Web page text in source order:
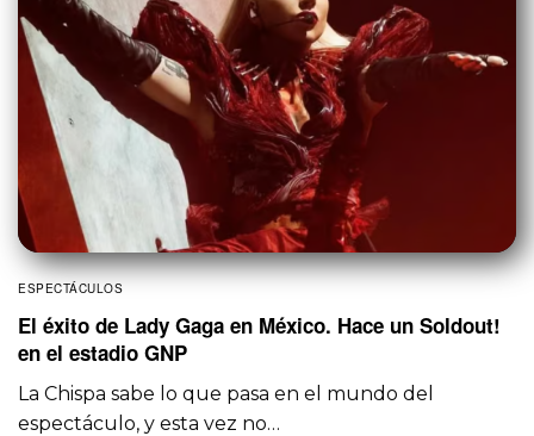
ESPECTÁCULOS
El éxito de Lady Gaga en México. Hace un Soldout!
en el estadio GNP
La Chispa sabe lo que pasa en el mundo del
espectáculo, y esta vez no…